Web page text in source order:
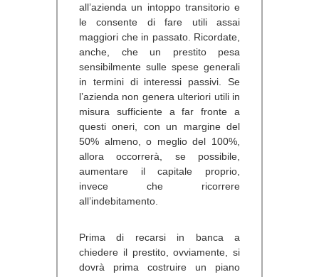
all’azienda un intoppo transitorio e
le consente di fare utili assai
maggiori che in passato. Ricordate,
anche, che un prestito pesa
sensibilmente sulle spese generali
in termini di interessi passivi. Se
l’azienda non genera ulteriori utili in
misura sufficiente a far fronte a
questi oneri, con un margine del
50% almeno, o meglio del 100%,
allora occorrerà, se possibile,
aumentare il capitale proprio,
invece che ricorrere
all’indebitamento.
Prima di recarsi in banca a
chiedere il prestito, ovviamente, si
dovrà prima costruire un piano